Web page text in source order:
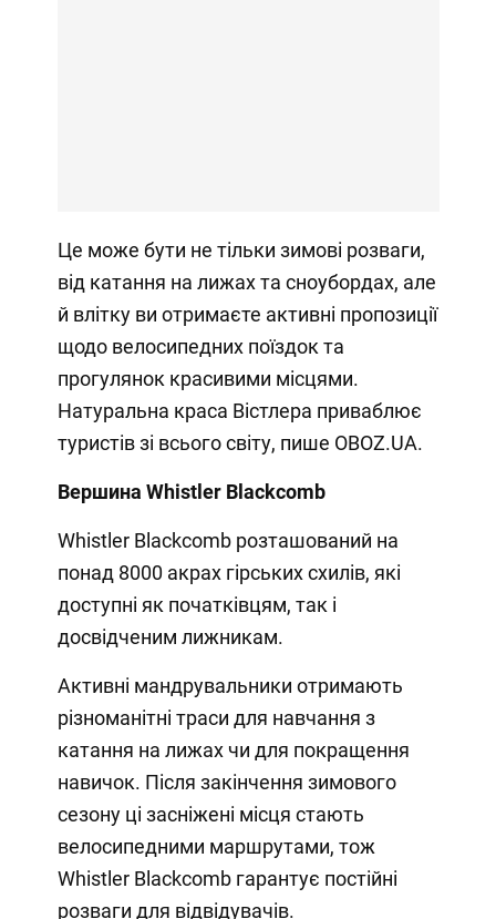
Це може бути не тільки зимові розваги,
від катання на лижах та сноубордах, але
й влітку ви отримаєте активні пропозиції
щодо велосипедних поїздок та
прогулянок красивими місцями.
Натуральна краса Вістлера приваблює
туристів зі всього світу, пише OBOZ.UA.
Вершина Whistler Blackcomb
Whistler Blackcomb розташований на
понад 8000 акрах гірських схилів, які
доступні як початківцям, так і
досвідченим лижникам.
Активні мандрувальники отримають
різноманітні траси для навчання з
катання на лижах чи для покращення
навичок. Після закінчення зимового
сезону ці засніжені місця стають
велосипедними маршрутами, тож
Whistler Blackcomb гарантує постійні
розваги для відвідувачів.